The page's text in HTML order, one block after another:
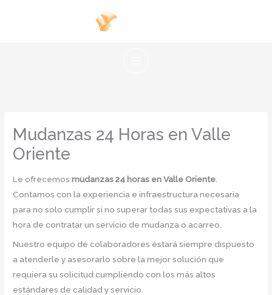
Mudanzas 24 Horas en Valle
Oriente
Le ofrecemos mudanzas 24 horas en Valle Oriente
Contamos con la experiencia e infraestructura necesaria
para no solo cumplir si no superar todas sus expectativas a la
hora de contratar un servicio de mudanza o acarreo.
Nuestro equipo de colaboradores estará siempre dispuesto
a atenderle y asesorarlo sobre la mejor solución que
requiera su solicitud cumpliendo con los más altos
estándares de calidad y servicio.